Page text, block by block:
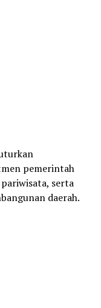
pemerintah
serta
daerah.